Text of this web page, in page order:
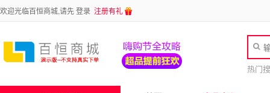
欢迎光临百恒商城,请先登录 注册有礼
热门